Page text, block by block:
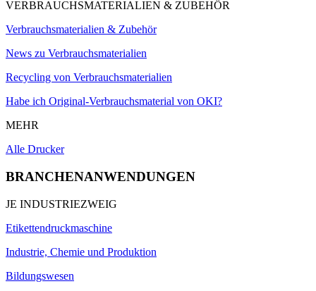
VERBRAUCHSMATERIALIEN & ZUBEHÖR
Verbrauchsmaterialien & Zubehör
News zu Verbrauchsmaterialien
Recycling von Verbrauchsmaterialien
Habe ich Original-Verbrauchsmaterial von OKI?
MEHR
Alle Drucker
BRANCHENANWENDUNGEN
JE INDUSTRIEZWEIG
Etikettendruckmaschine
Industrie, Chemie und Produktion
Bildungswesen